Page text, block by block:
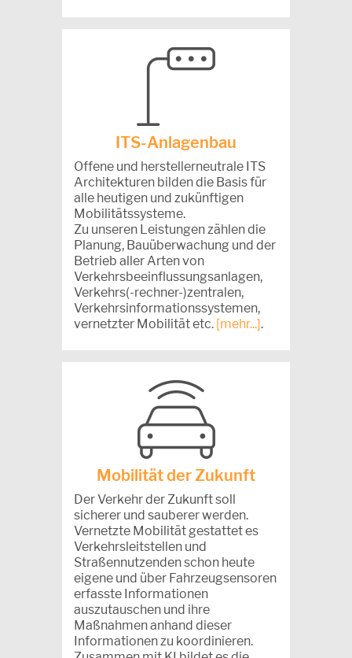
ITS-Anlagenbau
Offene und herstellerneutrale ITS
Architekturen bilden die Basis für
alle heutigen und zukünftigen
Mobilitätssysteme.
Zu unseren Leistungen zählen die
Planung, Bauüberwachung und der
Betrieb aller Arten von
Verkehrsbeeinflussungsanlagen,
Verkehrs(-rechner-)zentralen,
Verkehrsinformationssystemen,
vernetzter Mobilität etc. [mehr...].
Mobilität der Zukunft
Der Verkehr der Zukunft soll
sicherer und sauberer werden.
Vernetzte Mobilität gestattet es
Verkehrsleitstellen und
Straßennutzenden schon heute
eigene und über Fahrzeugsensoren
erfasste Informationen
auszutauschen und ihre
Maßnahmen anhand dieser
Informationen zu koordinieren.